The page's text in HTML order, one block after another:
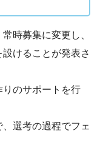
時募集に変更し、
けることが発表さ
のサポートを行
選考の過程でフェ